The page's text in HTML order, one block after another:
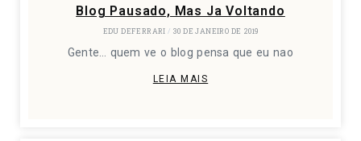
Blog Pausado, Mas Ja Voltando
EDU DEFERRARI 30 DE JANEIRO DE 2019
Gente… quem ve o blog pensa que eu nao
LEIA MAIS